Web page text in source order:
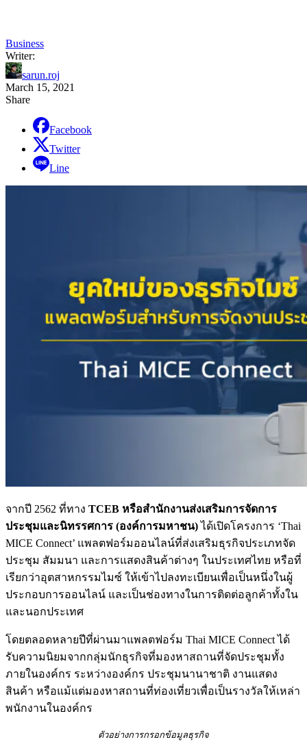
Business
Writer:
sarun.roj
March 15, 2021
Share
Facebook
Twitter
Line
จากปี 2562 ที่ทาง TCEB หรือสำนักงานส่งเสริมการจัดการ
ประชุมและนิทรรศการ (องค์การมหาชน)ได้เปิดโครงการ ‘Thai
MICE Connect’ แพลตฟอร์มออนไลน์ที่ส่งเสริมธุรกิจประเภทจัด
ประชุม สัมมนา และการแสดงสินค้าต่างๆ ในประเทศไทย หรือที่
เรียกว่าอุตสาหกรรมไมซ์ ให้เข้าไปลงทะเบียนเพื่อเป็นหนึ่งในผู้
ประกอบการออนไลน์ และเป็นช่องทางในการติดต่อลูกค้าทั้งใน
และนอกประเทศ
โดยตลอดหลายปีที่ผ่านมาแพลตฟอร์ม Thai MICE Connect ได้
รับความนิยมจากกลุ่มนักธุรกิจที่มองหาสถานที่จัดประชุมทั้ง
ภายในองค์กร ระหว่างองค์กร ประชุมนานาชาติ งานแสดง
สินค้า หรือแม้แต่มองหาสถานที่ท่องเที่ยวเพื่อเป็นรางวัลให้เหล่า
พนักงานในองค์กร
ตัวอย่างการกรอกข้อมูลธุรกิจ